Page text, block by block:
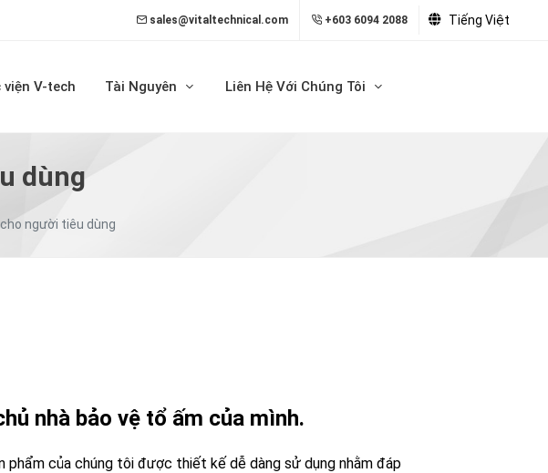
sales@vitaltechnical.com +603 6094 2088 Tiếng Việt
viện V-tech Tài Nguyên Liên Hệ Với Chúng Tôi
dùng
cho người tiêu dùng
nhà bảo vệ tổ ấm của mình.
phẩm của chúng tôi được thiết kế dễ dàng sử dụng nhằm đáp